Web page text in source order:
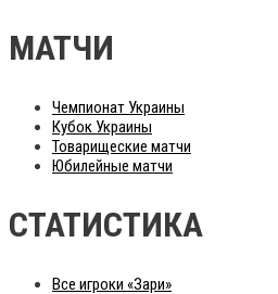
МАТЧИ
Чемпионат Украины
Кубок Украины
Товарищеские матчи
Юбилейные матчи
СТАТИСТИКА
Все игроки «Зари»